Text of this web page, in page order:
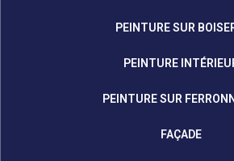
PEINTURE SUR
PEINTURE
PEINTURE SUR
FAÇADE